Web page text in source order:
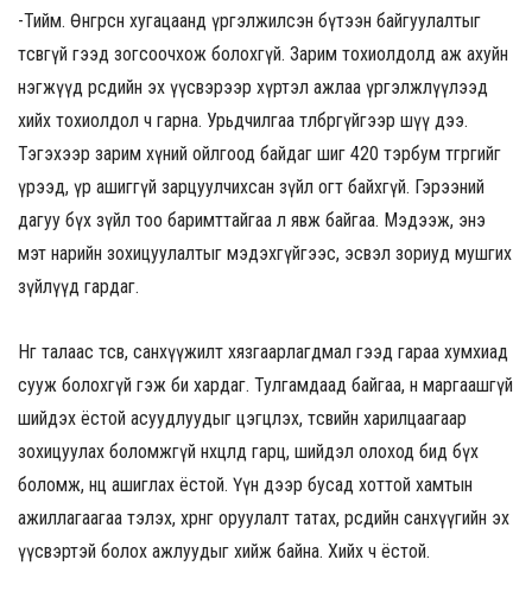
-Тийм. Өнгөрсөн хугацаанд үргэлжилсэн бүтээн байгуулалтыг
төсөвгүй гээд зогсоочхож болохгүй. Зарим тохиолдолд аж ахуйн
нэгжүүд өөрсдийн эх үүсвэрээр хүртэл ажлаа үргэлжлүүлээд
хийх тохиолдол ч гарна. Урьдчилгаа төлбөргүйгээр шүү дээ.
Тэгэхээр зарим хүний ойлгоод байдаг шиг 420 тэрбум төгрөгийг
үрээд, үр ашиггүй зарцуулчихсан зүйл огт байхгүй. Гэрээний
дагуу бүх зүйл тоо баримттайгаа л явж байгаа. Мэдээж, энэ
мэт нарийн зохицуулалтыг мэдэхгүйгээс, эсвэл зориуд мушгих
зүйлүүд гардаг.
Нөгөө талаас төсөв, санхүүжилт хязгаарлагдмал гээд гараа хумхиад
сууж болохгүй гэж би хардаг. Тулгамдаад байгаа, өнөө маргаашгүй
шийдэх ёстой асуудлуудыг цэгцлэх, төсвийн харилцаагаар
зохицуулах боломжгүй нөхцөлд гарц, шийдэл олоход бид бүх
боломж, нөөцөө ашиглах ёстой. Үүн дээр бусад хоттой хамтын
ажиллагаагаа тэлэх, хөрөнгө оруулалт татах, өөрсдийн санхүүгийн эх
үүсвэртэй болох ажлуудыг хийж байна. Хийх ч ёстой.